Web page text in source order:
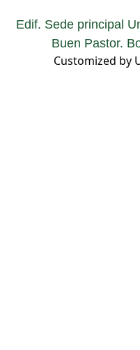
Edif. Sede principal
Buen Pastor.
Customized by